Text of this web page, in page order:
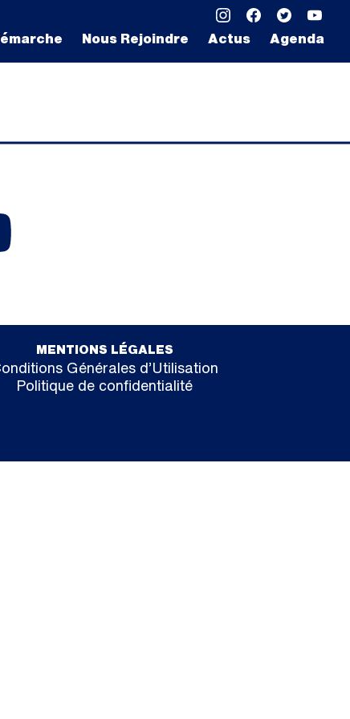
Nous Rejoindre Actus Agenda
MENTIONS LÉGALES
Générales d’Utilisation
Politique de confidentialité